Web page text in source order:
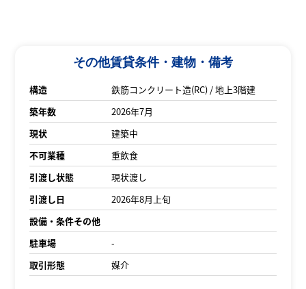
その他賃貸条件・建物・備考
構造
鉄筋コンクリート造(RC) / 地上3階建
築年数
2026年7月
現状
建築中
不可業種
重飲食
引渡し状態
現状渡し
引渡し日
2026年8月上旬
設備・条件その他
駐車場
-
取引形態
媒介